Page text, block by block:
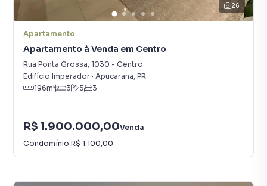
26
Apartamento
Apartamento à Venda em Centro
Rua Ponta Grossa, 1030 - Centro
Edifício Imperador · Apucarana, PR
196m² 3 5 3
R$ 1.900.000,00Venda
Condomínio R$ 1.100,00